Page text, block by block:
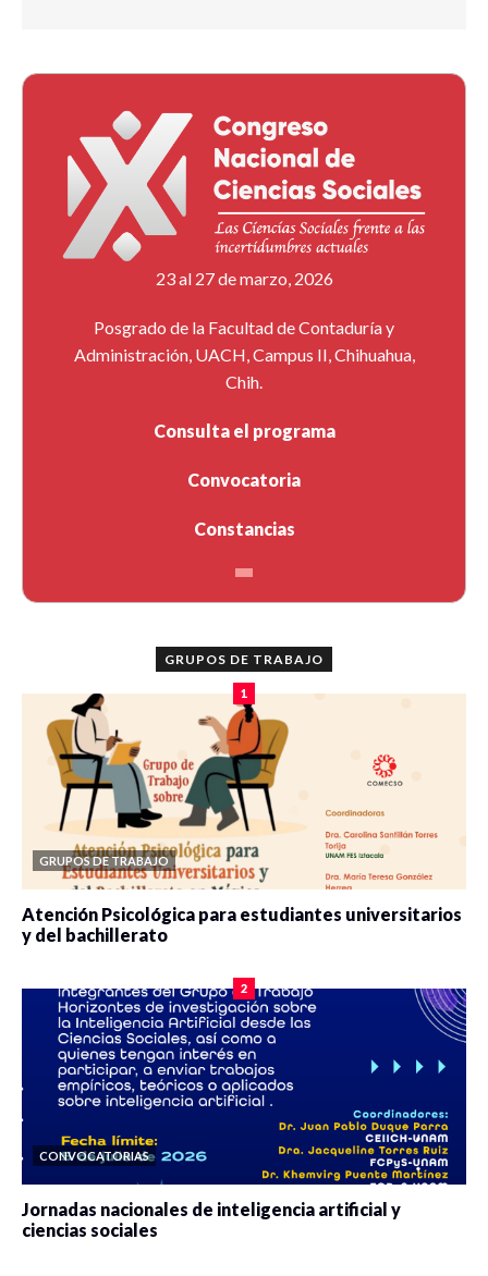
23 al 27 de marzo, 2026
Posgrado de la Facultad de Contaduría y
Administración, UACH, Campus II, Chihuahua,
Chih.
Consulta el programa
Convocatoria
Constancias
GRUPOS DE TRABAJO
1
GRUPOS DE TRABAJO
Atención Psicológica para estudiantes universitarios
y del bachillerato
2
CONVOCATORIAS
Jornadas nacionales de inteligencia artificial y
ciencias sociales